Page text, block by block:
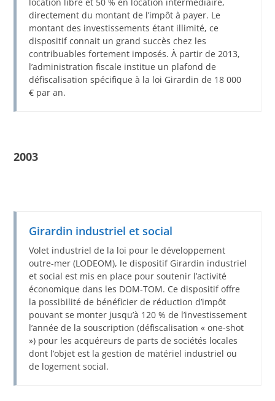
directement du montant de l’impôt à payer. Le
montant des investissements étant illimité, ce
dispositif connait un grand succès chez les
contribuables fortement imposés. À partir de 2013,
l’administration fiscale institue un plafond de
défiscalisation spécifique à la loi Girardin de 18 000
€ par an.
2003
Girardin industriel et social
Volet industriel de la loi pour le développement
outre-mer (LODEOM), le dispositif Girardin industriel
et social est mis en place pour soutenir l’activité
économique dans les DOM-TOM. Ce dispositif offre
la possibilité de bénéficier de réduction d’impôt
pouvant se monter jusqu’à 120 % de l’investissement
l’année de la souscription (défiscalisation « one-shot
») pour les acquéreurs de parts de sociétés locales
dont l’objet est la gestion de matériel industriel ou
de logement social.